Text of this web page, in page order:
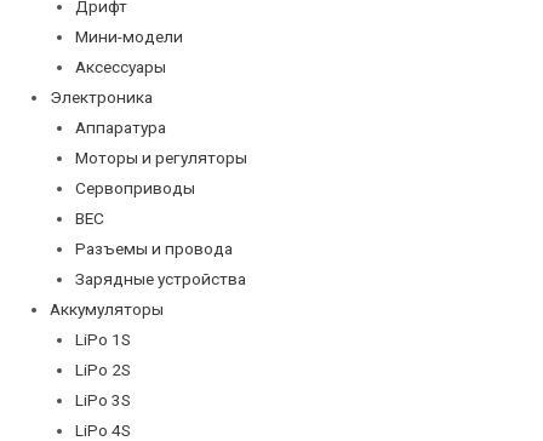
Дрифт
Мини-модели
Аксессуары
Электроника
Аппаратура
Моторы и регуляторы
Сервоприводы
BEC
Разъемы и провода
Зарядные устройства
Аккумуляторы
LiPo 1S
LiPo 2S
LiPo 3S
LiPo 4S